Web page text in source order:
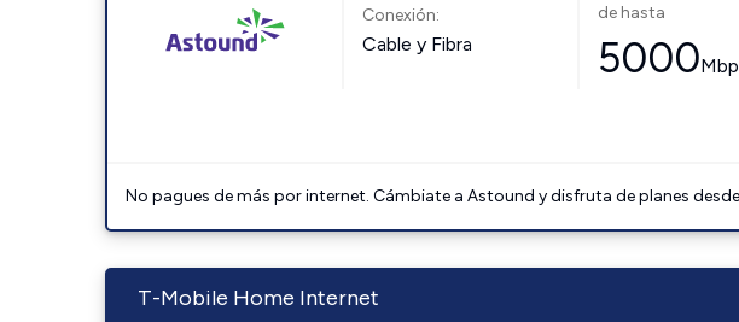
Conexión:
Cable y Fibra
de hasta
5000
No pagues de más por internet. Cámbiate a Astound y disfruta de planes
T-Mobile Home Internet